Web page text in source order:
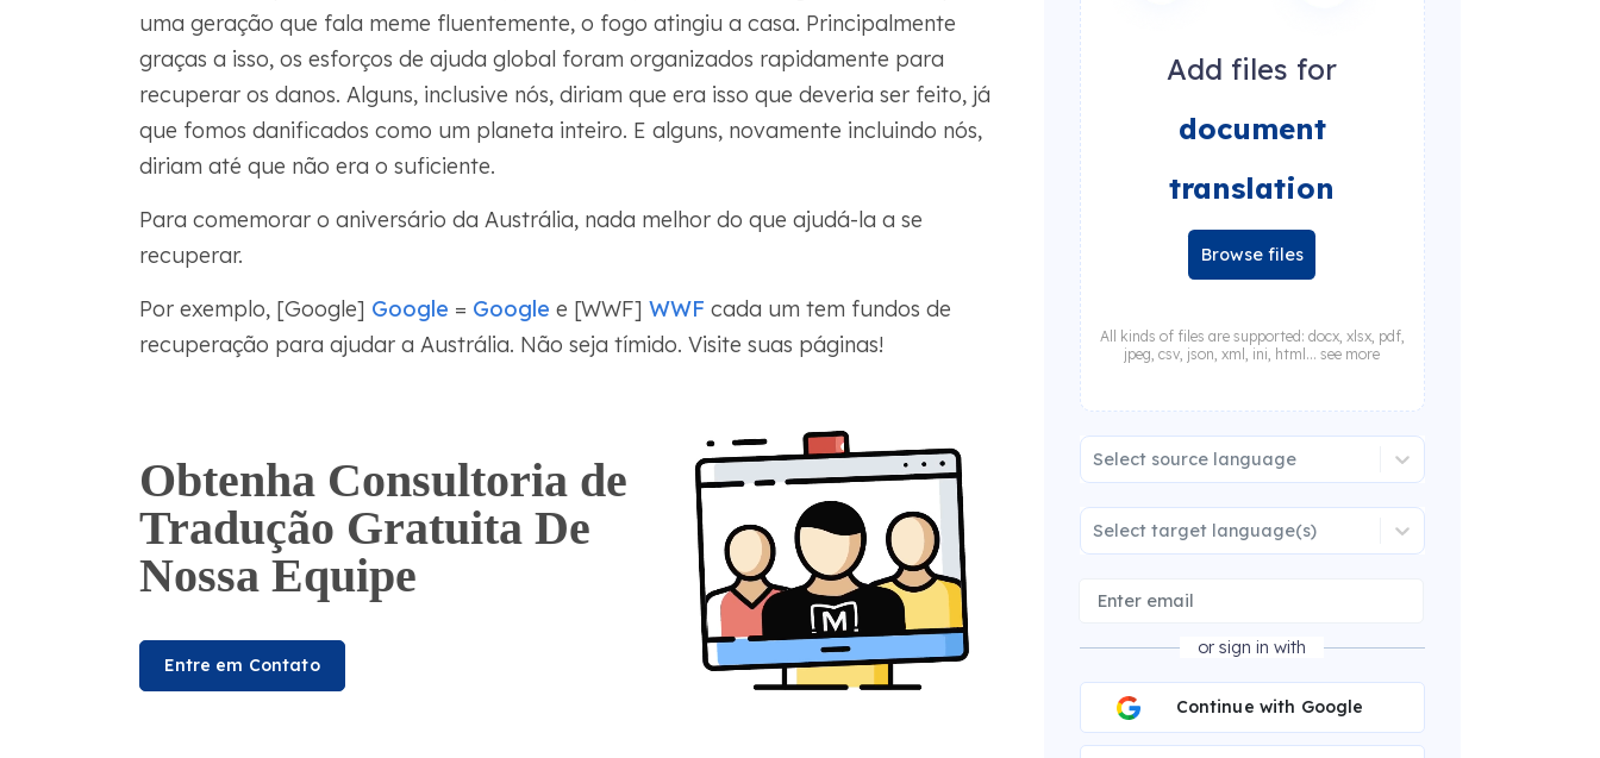
uma geração que fala meme fluentemente, o fogo atingiu a casa. Principalmente
graças a isso, os esforços de ajuda global foram organizados rapidamente para
recuperar os danos. Alguns, inclusive nós, diriam que era isso que deveria ser feito, já
que fomos danificados como um planeta inteiro. E alguns, novamente incluindo nós,
diriam até que não era o suficiente.
Para comemorar o aniversário da Austrália, nada melhor do que ajudá-la a se
recuperar.
Por exemplo, [Google] Google = Google e [WWF] WWF cada um tem fundos de
recuperação para ajudar a Austrália. Não seja tímido. Visite suas páginas!
Obtenha Consultoria de
Tradução Gratuita De
Nossa Equipe
Entre em Contato
Add files for
document
translation
Browse files
All kinds of files are supported: docx, xlsx, pdf,
jpeg, csv, json, xml, ini, html... see more
Select source language
Select target language(s)
or sign in with
Continue with Google